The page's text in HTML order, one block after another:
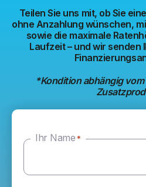
Teilen Sie uns mit, ob Sie
ohne Anzahlung wünschen,
sowie die maximale
Laufzeit – und wir senden
*Kondition abhängig
Ihr Name *